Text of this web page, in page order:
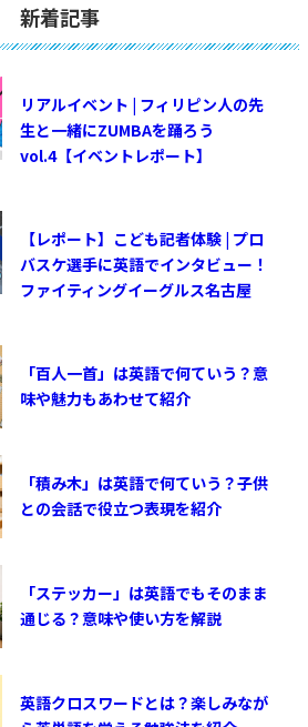
新着記事
リアルイベント | フィリピン人の先
生と一緒にZUMBAを踊ろう
vol.4【イベントレポート】
【レポート】こども記者体験 | プロ
バスケ選手に英語でインタビュー！
ファイティングイーグルス名古屋
「百人一首」は英語で何ていう？意
味や魅力もあわせて紹介
「積み木」は英語で何ていう？子供
との会話で役立つ表現を紹介
「ステッカー」は英語でもそのまま
通じる？意味や使い方を解説
英語クロスワードとは？楽しみなが